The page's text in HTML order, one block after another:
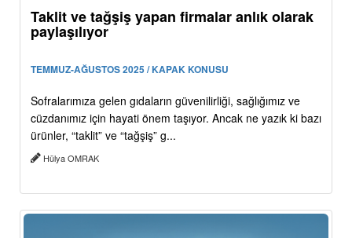
Taklit ve tağşiş yapan firmalar anlık olarak
paylaşılıyor
TEMMUZ-AĞUSTOS 2025 / KAPAK KONUSU
Sofralarımıza gelen gıdaların güvenilirliği, sağlığımız ve
cüzdanımız için hayati önem taşıyor. Ancak ne yazık ki bazı
ürünler, “taklit” ve “tağşiş” g...
Hülya OMRAK